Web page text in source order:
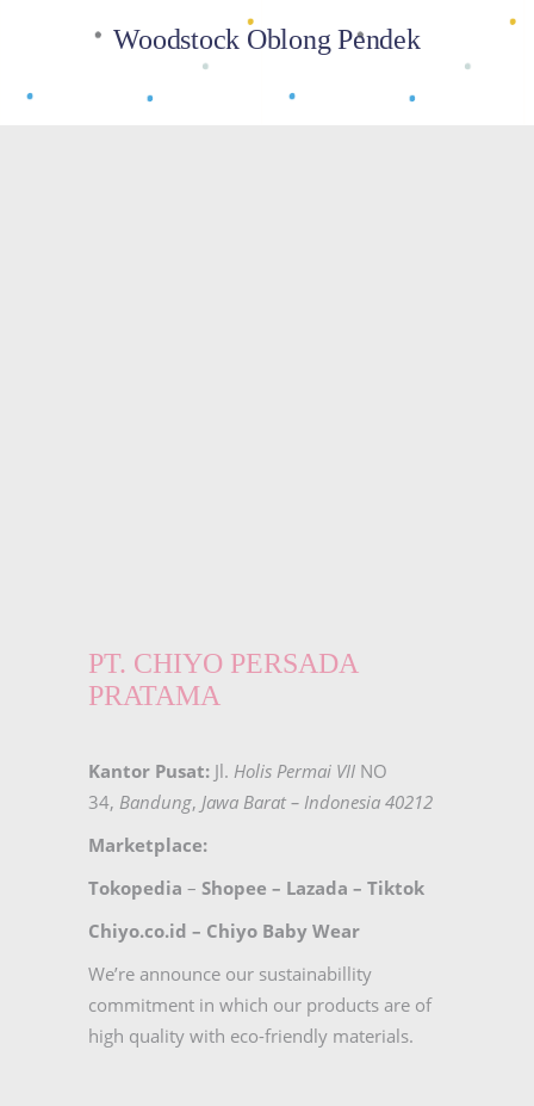
Woodstock Oblong Pendek
PT. CHIYO PERSADA
PRATAMA
Kantor Pusat: Jl. Holis Permai VII NO
34, Bandung, Jawa Barat – Indonesia 40212
Marketplace:
Tokopedia – Shopee – Lazada – Tiktok
Chiyo.co.id – Chiyo Baby Wear
We’re announce our sustainabillity
commitment in which our products are of
high quality with eco-friendly materials.